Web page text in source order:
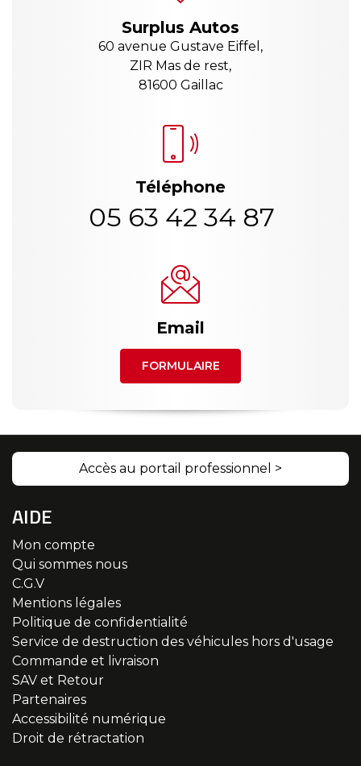
Surplus Autos
60 avenue Gustave Eiffel,
ZIR Mas de rest,
81600 Gaillac
Téléphone
05 63 42 34 87
Email
FORMULAIRE
Accès au portail professionnel >
AIDE
Mon compte
Qui sommes nous
C.G.V
Mentions légales
Politique de confidentialité
Service de destruction des véhicules hors d'usage
Commande et livraison
SAV et Retour
Partenaires
Accessibilité numérique
Droit de rétractation